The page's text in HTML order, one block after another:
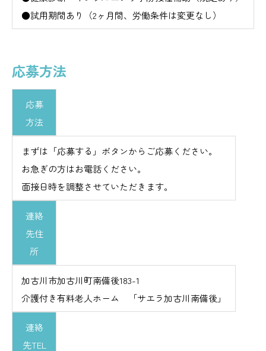
●試用期間あり（2ヶ月間、労働条件は変更なし）
応募方法
応募
方法
まずは「応募する」ボタンからご応募ください。
お急ぎの方はお電話ください。
面接日時を調整させていただきます。
連絡
先住
所
加古川市加古川町南備後183-1
介護付き有料老人ホーム 「サエラ加古川南備後」
連絡
先TEL